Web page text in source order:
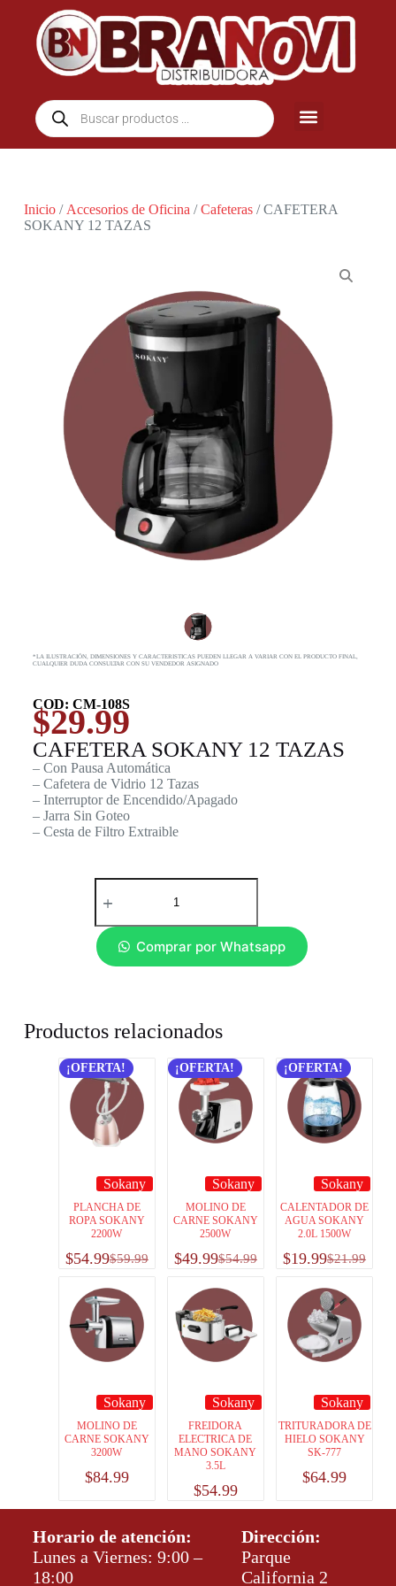
Inicio/ Accesorios de Oficina /Cafeteras/ CAFETERA
SOKANY 12 TAZAS
*LA ILUSTRACIÓN, DIMENSIONES Y CARACTERISTICAS PUEDEN LLEGAR A VARIAR CON EL PRODUCTO FINAL,
CUALQUIER DUDA CONSULTAR CON SU VENDEDOR ASIGNADO
COD: CM-108S
$29.99
CAFETERA SOKANY 12 TAZAS
– Con Pausa Automática
– Cafetera de Vidrio 12 Tazas
– Interruptor de Encendido/Apagado
– Jarra Sin Goteo
– Cesta de Filtro Extraible
Comprar por Whatsapp
Productos relacionados
¡OFERTA!
Sokany
PLANCHA DE
ROPA SOKANY
2200W
$59.99
$54.99
¡OFERTA!
Sokany
MOLINO DE
CARNE SOKANY
2500W
$54.99
$49.99
¡OFERTA!
Sokany
CALENTADOR DE
AGUA SOKANY
2.0L 1500W
$21.99
$19.99
Sokany
MOLINO DE
CARNE SOKANY
3200W
$84.99
Sokany
FREIDORA
ELECTRICA DE
MANO SOKANY
3.5L
$54.99
Sokany
TRITURADORA DE
HIELO SOKANY
SK-777
$64.99
Horario de atención:
Lunes a Viernes: 9:00 –
18:00
Dirección:
Parque
California 2